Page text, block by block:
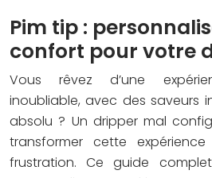
Pim tip :
confort pour votre
Vous rêvez d’une
inoubliable, avec des saveurs
absolu ? Un dripper mal
transformer cette
frustration. Ce guide